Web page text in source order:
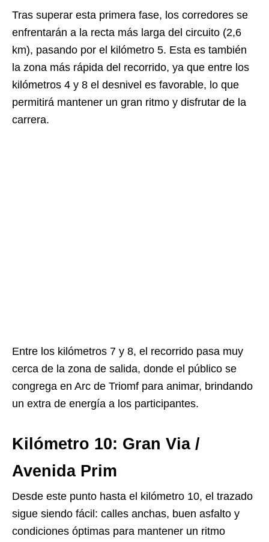
Tras superar esta primera fase, los corredores se
enfrentarán a la recta más larga del circuito (2,6
km), pasando por el kilómetro 5. Esta es también
la zona más rápida del recorrido, ya que entre los
kilómetros 4 y 8 el desnivel es favorable, lo que
permitirá mantener un gran ritmo y disfrutar de la
carrera.
Entre los kilómetros 7 y 8, el recorrido pasa muy
cerca de la zona de salida, donde el público se
congrega en Arc de Triomf para animar, brindando
un extra de energía a los participantes.
Kilómetro 10: Gran Via /
Avenida Prim
Desde este punto hasta el kilómetro 10, el trazado
sigue siendo fácil: calles anchas, buen asfalto y
condiciones óptimas para mantener un ritmo